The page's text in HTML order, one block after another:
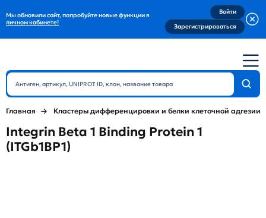
Мы обновили сайт, попробуйте новые функции в
личном кабинете!
Войти
Зарегистрироваться
Главная Кластеры дифференцировки и белки клеточной адгезии
Integrin Beta 1 Binding Protein 1
(ITGb1BP1)